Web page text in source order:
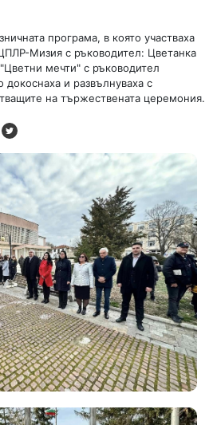
програма, в която участваха
Мизия с ръководител: Цветанка
мечти" с ръководител
и развълнуваха с
на тържествената церемония.